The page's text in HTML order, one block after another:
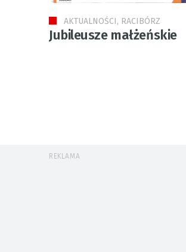
AKTUALNOŚCI, RACIBÓRZ
Jubileusze małżeńskie
REKLAMA